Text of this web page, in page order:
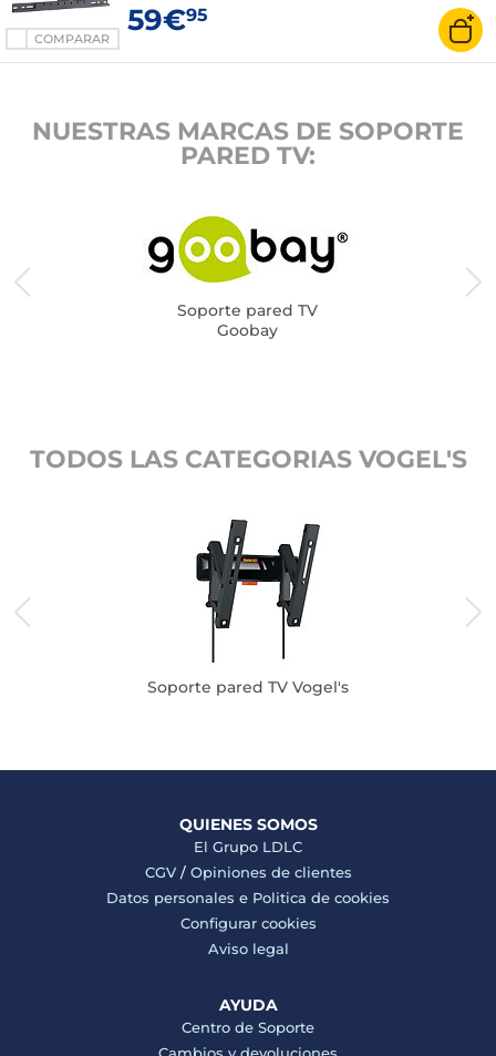
COMPARAR
59€95
NUESTRAS MARCAS DE SOPORTE
PARED TV:
Soporte pared TV
Goobay
TODOS LAS CATEGORIAS VOGEL'S
Soporte pared TV Vogel's
QUIENES SOMOS
El Grupo LDLC
CGV/ Opiniones de clientes
Datos personales e Politica de cookies
Configurar cookies
Aviso legal
AYUDA
Centro de Soporte